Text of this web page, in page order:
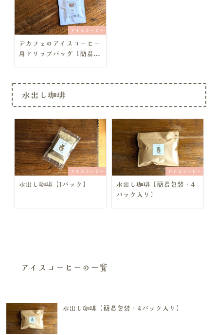
アイスコーヒー
デカフェのアイスコーヒー
用ドリップバッグ【簡易包
水出し珈琲
アイスコーヒー
水出し珈琲【1パック】
アイスコーヒー
水出し珈琲【簡易包装・4
パック入り】
アイスコーヒーの一覧
水出し珈琲【簡易包装・4パック入り】